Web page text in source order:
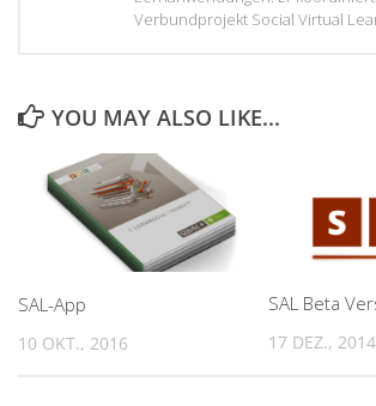
Verbundprojekt Social Virtual
YOU MAY ALSO LIKE...
SAL-App
10 OKT., 2016
SAL Beta
17 DEZ., 2014